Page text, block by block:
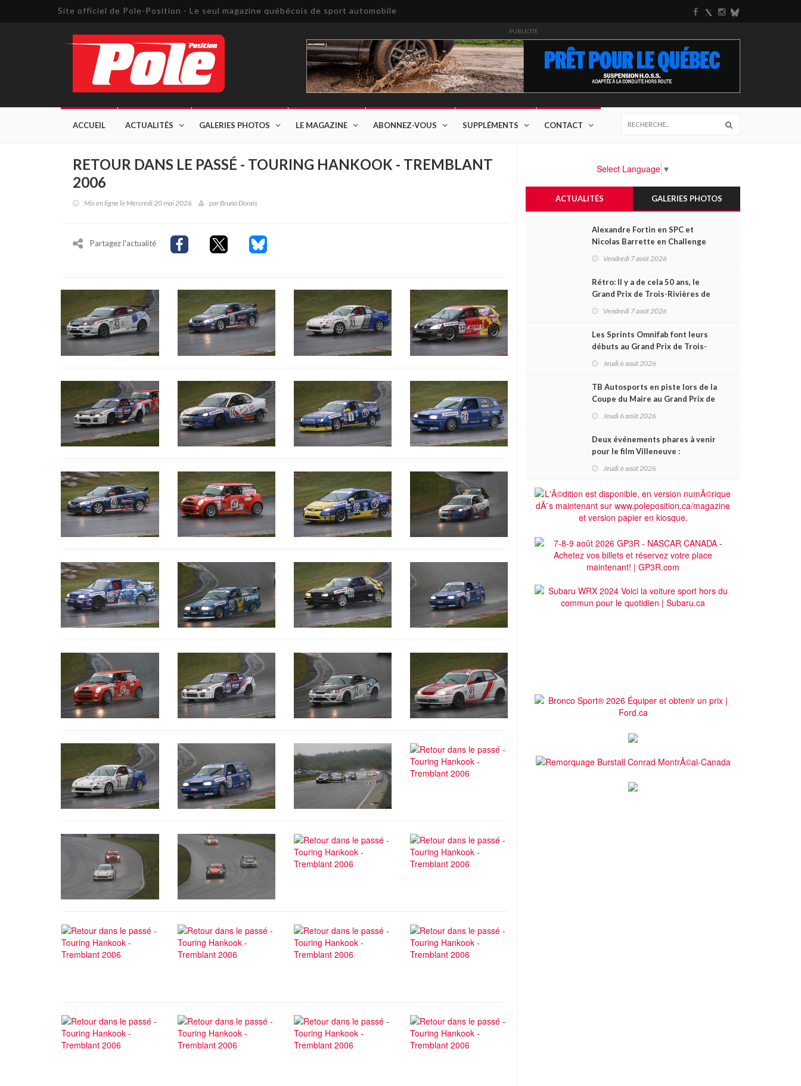
Site officiel de Pole-Position - Le seul magazine québécois de sport automobile
PUBLICITÉ
ACCUEIL ACTUALITÉS GALERIES PHOTOS LE MAGAZINE ABONNEZ-VOUS SUPPLÉMENTS CONTACT
RETOUR DANS LE PASSÉ - TOURING HANKOOK - TREMBLANT
2006
Mis en ligne le Mercredi 20 mai 2026 parBruno Dorais
Partagez l'actualité
Select Language ▼
ACTUALITÉS GALERIES PHOTOS
Alexandre Fortin en SPC et
Nicolas Barrette en Challenge
Canada héros des premières
Vendredi 7 août 2026
Rétro: Il y a de cela 50 ans, le
Grand Prix de Trois-Rivières de
1976
Vendredi 7 août 2026
Les Sprints Omnifab font leurs
débuts au Grand Prix de Trois-
Rivières avec un format inspiré
Jeudi 6 août 2026
TB Autosports en piste lors de la
Coupe du Maire au Grand Prix de
Trois-Rivières
Jeudi 6 août 2026
Deux événements phares à venir
pour le film Villeneuve :
L'ascension d'une légende (+
Jeudi 6 août 2026